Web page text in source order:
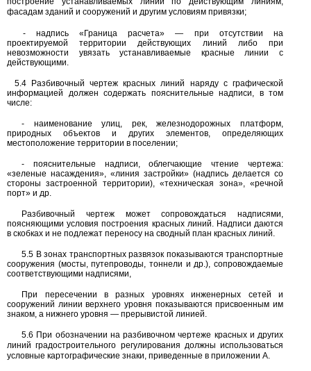
фасадам зданий и сооружений и другим условиям привязки;
-надпись «Граница расчета» — при отсутствии на
проектируемой территории действующих линий либо при
невозможности увязать устанавливаемые красные линии с
действующими.
5.4Разбивочный чертеж красных линий наряду с графической
информацией должен содержать пояснительные надписи, в том
числе:
- наименование улиц, рек, железнодорожных платформ,
природных объектов и других элементов, определяющих
местоположение территории в поселении;
- пояснительные надписи, облегчающие чтение чертежа:
«зеленые насаждения», «линия застройки» (надпись делается со
стороны застроенной территории), «техническая зона», «речной
порт» и др.
Разбивочный чертеж может сопровождаться надписями,
поясняющими условия построения красных линий. Надписи даются
в скобках и не подлежат переносу на сводный план красных линий.
5.5 В зонах транспортных развязок показываются транспортные
сооружения (мосты, путепроводы, тоннели и др.), сопровождаемые
соответствующими надписями,
При пересечении в разных уровнях инженерных сетей и
сооружений линии верхнего уровня показываются присвоенным им
знаком, а нижнего уровня — прерывистой линией.
5.6 При обозначении на разбивочном чертеже красных и других
линий градостроительного регулирования должны использоваться
условные картографические знаки, приведенные в приложении А.